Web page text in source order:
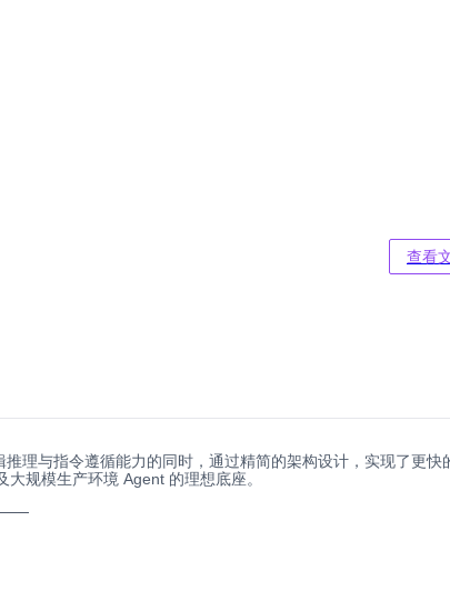
查看
理与指令遵循能力的同时，通过精简的架构设计，实现了更
规模生产环境 Agent 的理想底座。